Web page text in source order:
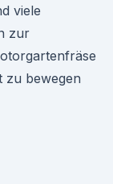
viele
zur
zu bewegen